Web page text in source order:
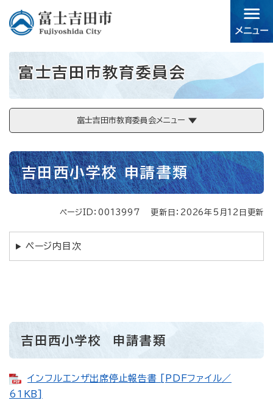
の
す。
富士吉田市教育委員会
富士吉田市教育委員会メニュー
本
文 吉田西小学校 申請書類
ページID：0013997 更新日：2026年5月12日更新
ページ内目次
吉田西小学校 申請書類
インフルエンザ出席停止報告書 [PDFファイル／
61KB]